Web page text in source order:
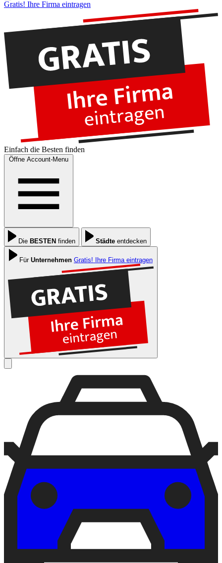
Gratis! Ihre Firma eintragen
Einfach die Besten finden
Öffne Account-Menu
Die BESTEN finden Städte entdecken
Für Unternehmen Gratis! Ihre Firma eintragen